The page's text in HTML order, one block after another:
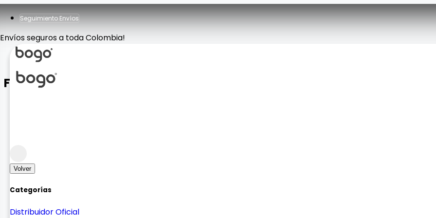
Seguimiento Envíos
Envíos seguros a toda Colombia!
Volver
Categorías
Distribuidor Oficial
FUNDA MOSHINO AIRPODS